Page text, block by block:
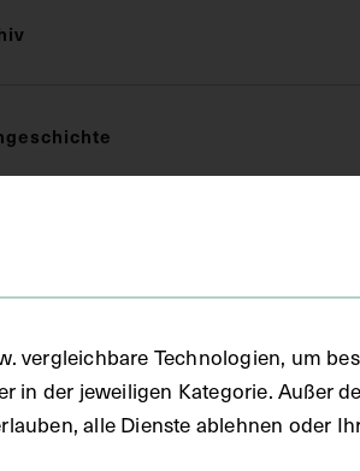
vergleichbare Technologien, um
in der jeweiligen Kategorie. Außer
alle Dienste ablehnen